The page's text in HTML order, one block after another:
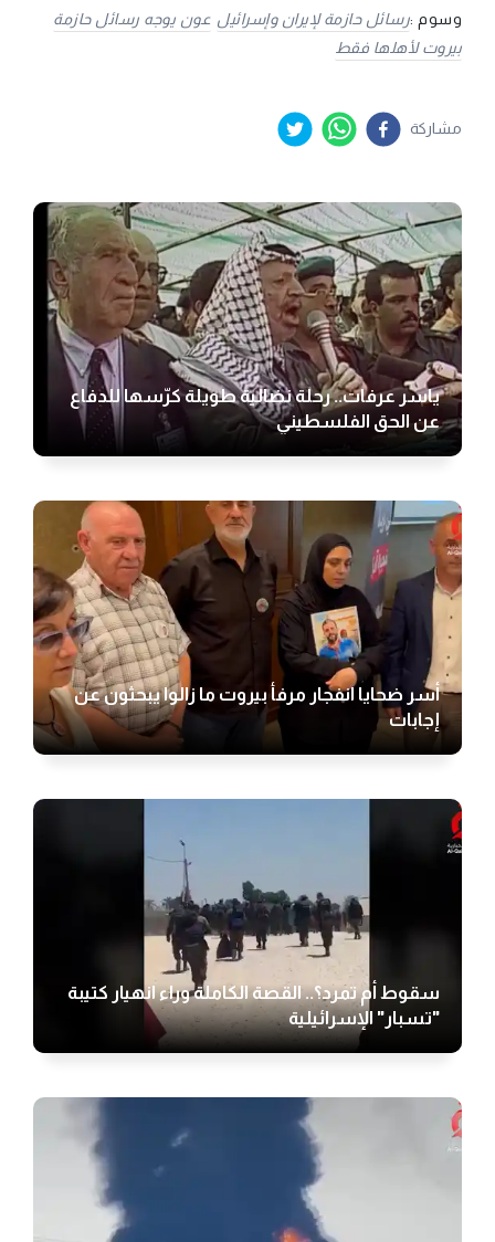
وسوم :رسائل حازمة لإيران وإسرائيل عون يوجه رسائل حازمة
بيروت لأهلها فقط
مشاركة
ياسر عرفات.. رحلة نضالية طويلة كرّسها للدفاع
عن الحق الفلسطيني
أسر ضحايا انفجار مرفأ بيروت ما زالوا يبحثون عن
إجابات
سقوط أم تمرد؟.. القصة الكاملة وراء انهيار كتيبة
"تسبار" الإسرائيلية